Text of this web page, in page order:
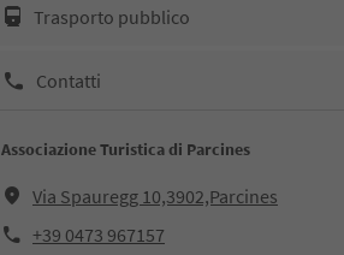
Trasporto pubblico
Contatti
Associazione Turistica di Parcines
Via Spauregg 10,3902,Parcines
+39 0473 967157